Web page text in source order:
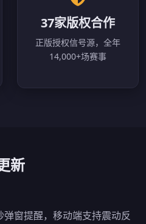
37家版权合作
正版授权信号源，全年
14,000+场赛事
新
窗提醒，移动端支持震动反